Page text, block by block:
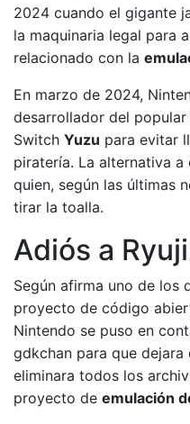
2024 cuando el gigante
la maquinaria legal para
relacionado con la
En marzo de 2024,
desarrollador del
Switch Yuzu para evitar
piratería. La alternativa a
quien, según las últimas
tirar la toalla.
Adiós a
Según afirma uno de los
proyecto de código
Nintendo se puso en
gdkchan para que
eliminara todos los
proyecto de emulación